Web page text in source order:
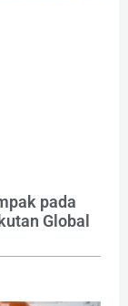
pada
Global